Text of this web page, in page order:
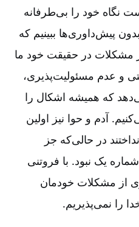
نگاه خود را بی‌طرفانه
پیش‌داوری‌ها ببینیم که
در حقیقت خود ما
و عدم مسئولیت‌پذیری،
که همیشه اشکال را
آدم و حوا نیز اولین
در حالی‌که جز
یک نبود. با فروتنی
از مشکلات خودمان
را نمی‌پذیریم.